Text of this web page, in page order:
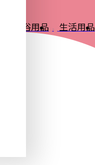
衛浴用品 生活用品